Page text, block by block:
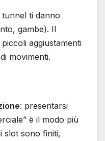
tunnel ti danno
gambe). Il
aggiustamenti
movimenti.
: presentarsi
è il modo più
slot sono finiti,